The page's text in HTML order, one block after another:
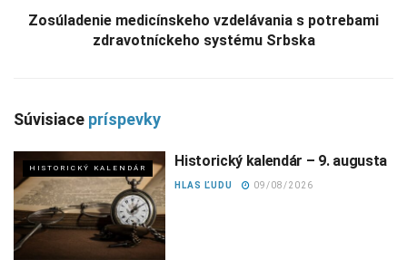
Zosúladenie medicínskeho vzdelávania s potrebami
zdravotníckeho systému Srbska
Súvisiace príspevky
HISTORICKÝ KALENDÁR Historický kalendár – 9. augusta
HLAS ĽUDU 09/08/2026